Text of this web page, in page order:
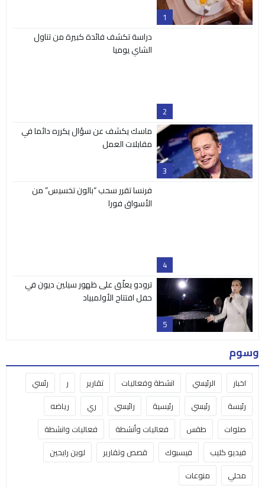
1
دراسة تكشف فائدة كبيرة من تناول
الشاي يوميا
3
4
فرنسا تقرر سحب “بالون تخسيس” من
الأسواق فورا
انشطة وفعاليات
رئيسة
رئيسي رئيسية رائيسي ري
رياضه
صلوات
طقس فعاليات وأنشطة
فعاليات وانشطة
فيديو كليب
فيسبوك
محلي
البث المباشر مكتبة الفيديو من نحن اتصل بنا
Nativity TV | تلفزيون المهد © 2025 جميع الحقوق محفوظة
صمم بكل ♥ بواسطةعامر سلامة